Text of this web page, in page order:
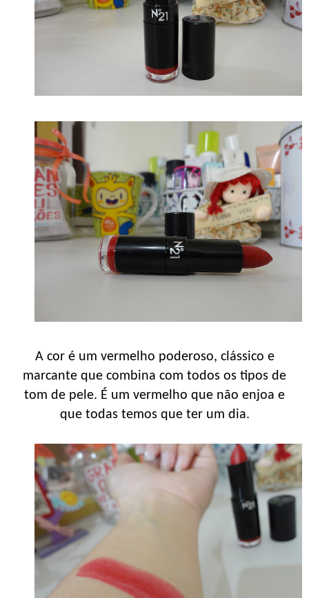
A cor é um vermelho poderoso, clássico e
marcante que combina com todos os tipos de
tom de pele. É um vermelho que não enjoa e
que todas temos que ter um dia.